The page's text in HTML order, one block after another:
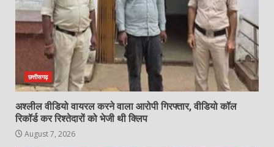
छत्तीसगढ़
अश्लील वीडियो वायरल करने वाला आरोपी गिरफ्तार, वीडियो कॉल
रिकॉर्ड कर रिश्तेदारों को भेजी थी क्लिप
August 7, 2026